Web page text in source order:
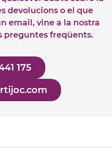
devolucions o el que
email, vine a la nostra
preguntes freqüents.
175